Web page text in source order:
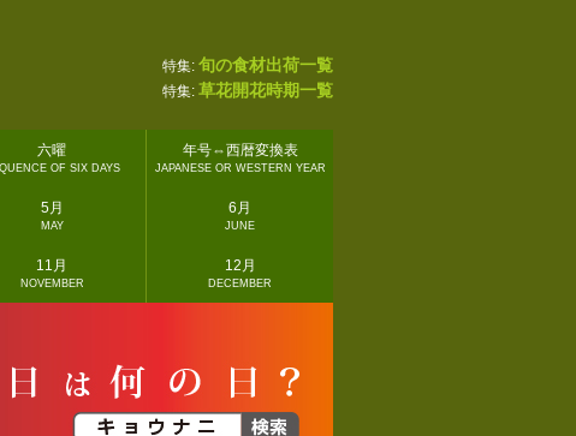
特集: 旬の食材出荷一覧
特集: 草花開花時期一覧
六曜
OF SIX DAYS
年号⇔西暦変換表
JAPANESE OR WESTERN YEAR
5月
MAY
6月
JUNE
11月
NOVEMBER
12月
DECEMBER